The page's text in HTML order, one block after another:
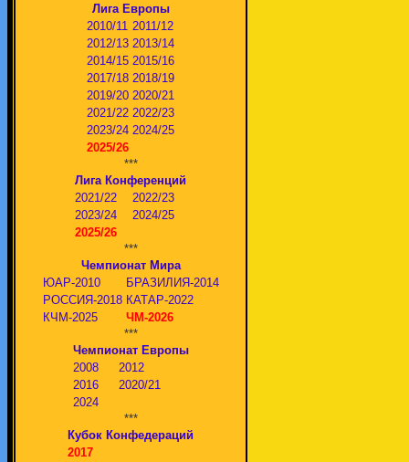
Лига Европы
2010/11 2011/12
2012/13 2013/14
2014/15 2015/16
2017/18 2018/19
2019/20 2020/21
2021/22 2022/23
2023/24 2024/25
2025/26
***
Лига Конференций
2021/22
2022/23
2023/24
2024/25
2025/26
***
Чемпионат Мира
ЮАР-2010
БРАЗИЛИЯ-2014
РОССИЯ-2018 КАТАР-2022
КЧМ-2025
ЧМ-2026
***
Чемпионат Европы
2008
2012
2016
2020/21
2024
***
Кубок Конфедераций
2017